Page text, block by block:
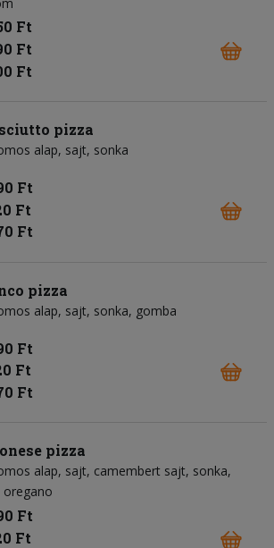
Ft
Ft
Ft
pizza
alap sajt sonka
Ft
Ft
Ft
pizza
alap sajt sonka gomba
Ft
Ft
Ft
pizza
alap sajt camembert sajt sonka
oregano
Ft
Ft